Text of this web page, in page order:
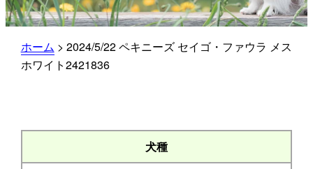
ホーム > 2024/5/22 ペキニーズ セイゴ・ファウラ メス
ホワイト2421836
犬種